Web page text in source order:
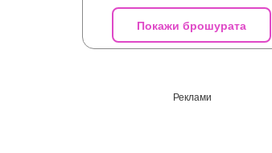
Покажи брошурата
Реклами